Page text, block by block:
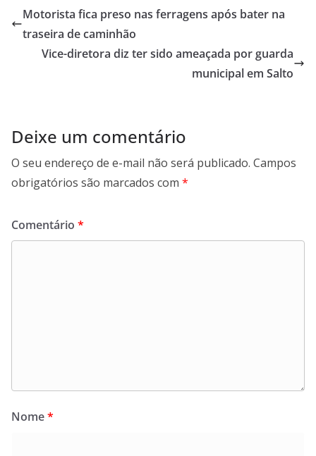
b
o
k
s
p
p
e
I
n
g
a
m
Motorista fica preso nas ferragens após bater na
traseira de caminhão
Vice-diretora diz ter sido ameaçada por guarda
municipal em Salto
Deixe um comentário
O seu endereço de e-mail não será publicado. Campos
obrigatórios são marcados com *
Comentário *
Nome*